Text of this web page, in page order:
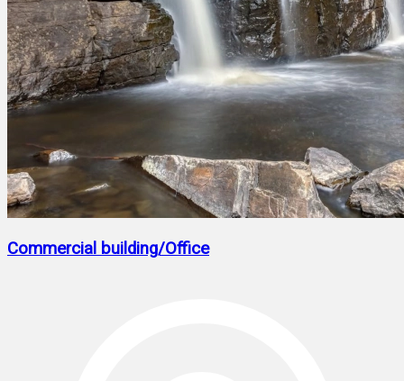
Commercial building/Office